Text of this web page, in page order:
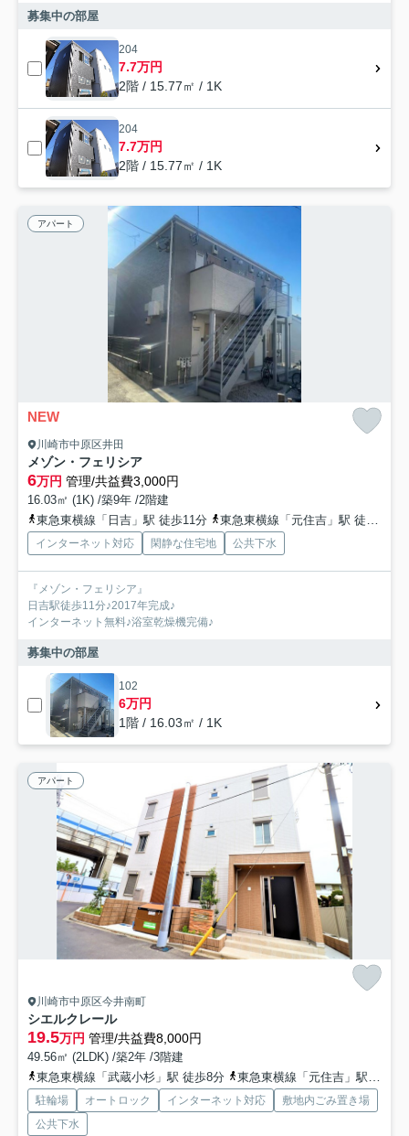
募集中の部屋
204
7.7万円
2階 / 15.77㎡ / 1K
204
7.7万円
2階 / 15.77㎡ / 1K
アパート
NEW
川崎市中原区井田
メゾン・フェリシア
6万円 管理/共益費3,000円
16.03㎡ (1K) /築9年 /2階建
東急東横線「日吉」駅 徒歩11分
東急東横線「元住吉」駅 徒歩17分
インターネット対応 閑静な住宅地 公共下水
『メゾン・フェリシア』
日吉駅徒歩11分♪2017年完成♪
インターネット無料♪浴室乾燥機完備♪
募集中の部屋
102
6万円
1階 / 16.03㎡ / 1K
アパート
川崎市中原区今井南町
シエルクレール
19.5万円 管理/共益費8,000円
49.56㎡ (2LDK) /築2年 /3階建
東急東横線「武蔵小杉」駅 徒歩8分
東急東横線「元住吉」駅 徒歩10分
駐輪場 オートロック インターネット対応
敷地内ごみ置き場
公共下水